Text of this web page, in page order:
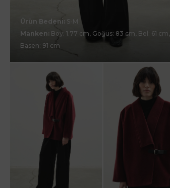
Ürün Bedeni: S-M
Manken: Boy: 1.77 cm, Göğüs: 83 cm, Bel: 61 cm,
Basen: 91 cm